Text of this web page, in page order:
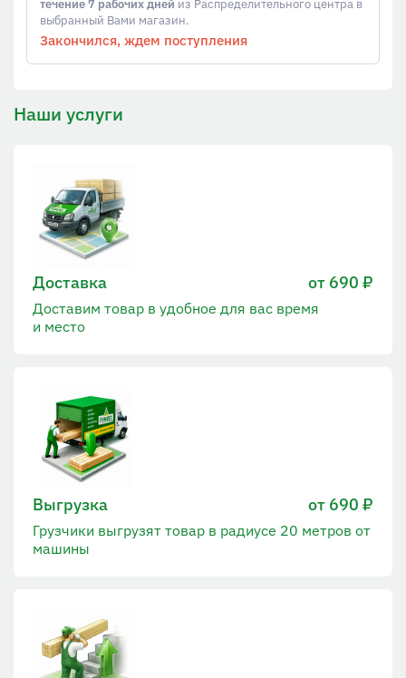
течение 7 рабочих дней из Распределительного центра в
выбранный Вами магазин.
Закончился, ждем поступления
Наши услуги
Доставка от 690 ₽
Доставим товар в удобное для вас время
и место
Выгрузка от 690 ₽
Грузчики выгрузят товар в радиусе 20 метров от
машины